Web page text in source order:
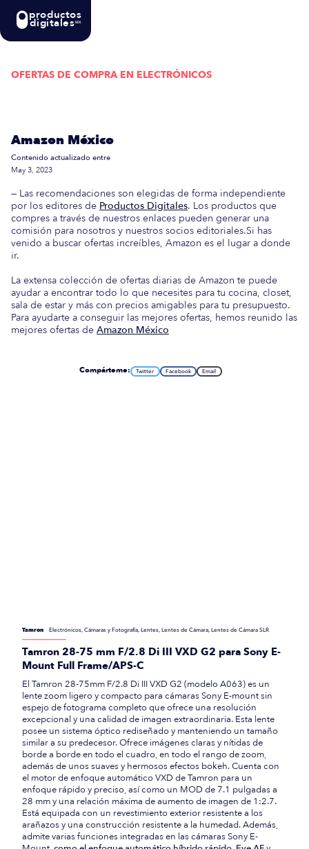
productos
digitalesMX
OFERTAS DE COMPRA EN ELECTRÓNICOS
Amazon México
Contenido actualizado entre
May 3, 2023
— Las recomendaciones son elegidas de forma independiente
por los editores de Productos Digitales. Los productos que
compres a través de nuestros enlaces pueden generar una
comisión para nosotros y nuestros socios editoriales.Si has
venido a buscar ofertas increíbles, Amazon es el lugar a donde
ir.
La extensa colección de ofertas diarias de Amazon te puede
ayudar a encontrar todo lo que necesites para tu cocina, closet,
sala de estar y más con precios amigables para tu presupuesto.
Para ayudarte a conseguir las mejores ofertas, hemos reunido las
mejores ofertas de Amazon México
Compárteme: Twitter Facebook Email
Tamron Electrónicos, Cámaras y Fotografía, Lentes, Lentes de Cámara, Lentes de Cámara SLR
Tamron 28-75 mm F/2.8 Di III VXD G2 para Sony E-
Mount Full Frame/APS-C
El Tamron 28-75mm F/2.8 Di III VXD G2 (modelo A063) es un
lente zoom ligero y compacto para cámaras Sony E-mount sin
espejo de fotograma completo que ofrece una resolución
excepcional y una calidad de imagen extraordinaria. Esta lente
posee un sistema óptico rediseñado y manteniendo un tamaño
similar a su predecesor. Ofrece imágenes claras y nítidas de
borde a borde en todo el cuadro, en todo el rango de zoom,
además de unos suaves y hermosos efectos bokeh. Cuenta con
el motor de enfoque automático VXD de Tamron para un
enfoque rápido y preciso, así como un MOD de 7.1 pulgadas a
28 mm y una relación máxima de aumento de imagen de 1:2.7.
Está equipada con un revestimiento exterior resistente a los
arañazos y una construcción resistente a la humedad. Además,
admite varias funciones integradas en las cámaras Sony E-